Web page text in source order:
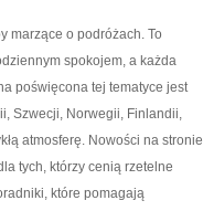
marzące o podróżach. To
spokojem, a każda
poświęcona tej tematyce jest
Szwecji, Norwegii, Finlandii,
atmosferę. Nowości na stronie
tych, którzy cenią rzetelne
które pomagają